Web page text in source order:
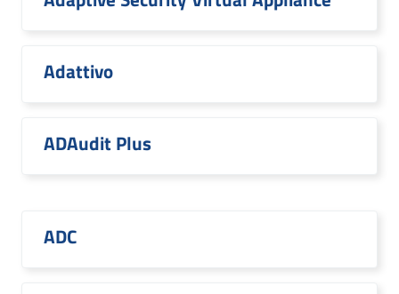
Adattivo
ADAudit Plus
ADC